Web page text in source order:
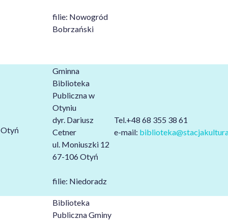
filie: Nowogród
Bobrzański
Otyń
Gminna
Biblioteka
Publiczna w
Otyniu
dyr. Dariusz
Cetner
ul. Moniuszki 12
67-106 Otyń
filie: Niedoradz
Tel.+48 68 355 38 61
e-mail:
Biblioteka
Publiczna Gminy